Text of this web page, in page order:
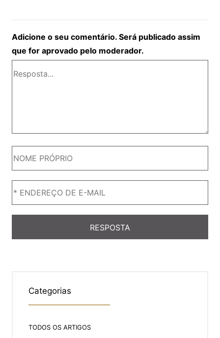
Adicione o seu comentário. Será publicado assim
que for aprovado pelo moderador.
Categorias
TODOS OS ARTIGOS